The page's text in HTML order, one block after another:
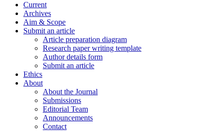
Current
Archives
Aim & Scope
Submit an article
Article preparation diagram
Research paper writing template
Author details form
Submit an article
Ethics
About
About the Journal
Submissions
Editorial Team
Announcements
Contact